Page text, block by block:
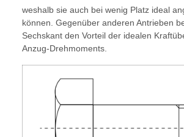
weshalb sie auch bei wenig Platz ideal
können. Gegenüber anderen Antrieben
Sechskant den Vorteil der idealen
Anzug-Drehmoments.